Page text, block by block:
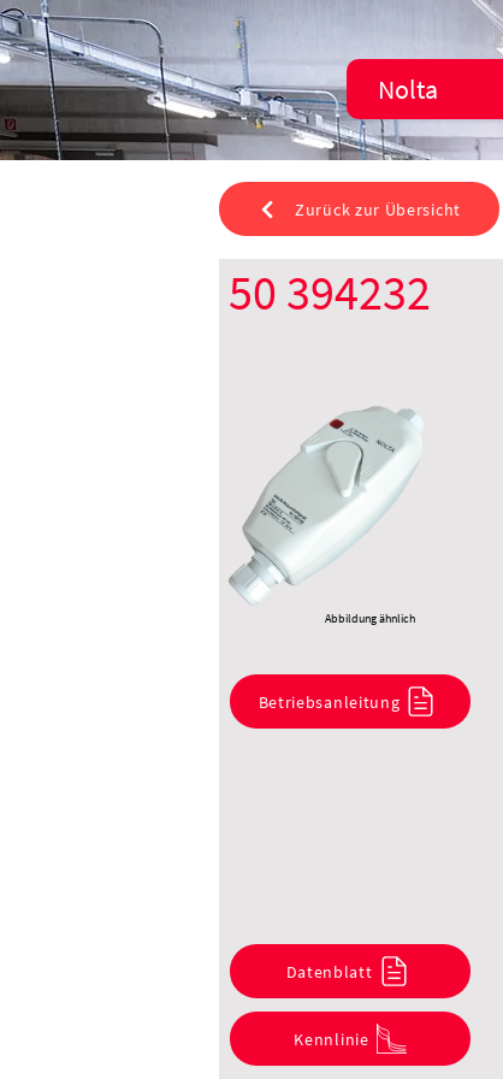
Nolta
Zurück zur Übersicht
50 394232
Abbildung ähnlich
Betriebsanleitung
Datenblatt
Kennlinie